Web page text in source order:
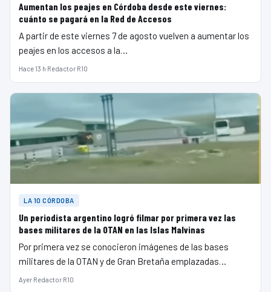
Aumentan los peajes en Córdoba desde este viernes:
cuánto se pagará en la Red de Accesos
A partir de este viernes 7 de agosto vuelven a aumentar los
peajes en los accesos a la…
Hace 13 h·Redactor R10
LA 10 CÓRDOBA
Un periodista argentino logró filmar por primera vez las
bases militares de la OTAN en las Islas Malvinas
Por primera vez se conocieron imágenes de las bases
militares de la OTAN y de Gran Bretaña emplazadas…
Ayer·Redactor R10